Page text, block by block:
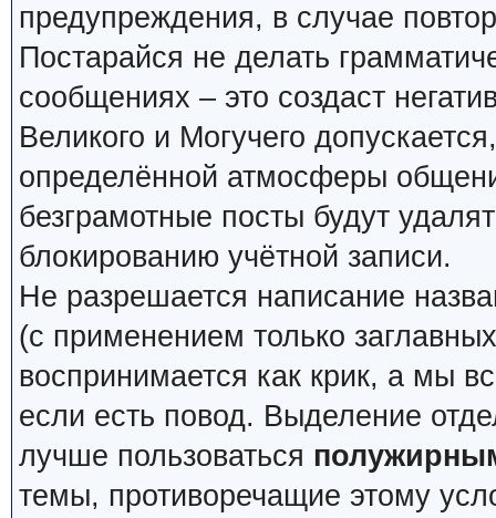
предупреждения, в случае
Постарайся не делать
сообщениях – это создаст
Великого и Могучего
определённой атмосферы
безграмотные посты будут
блокированию учётной записи.
Не разрешается написание
(с применением только
воспринимается как крик, а мы
если есть повод. Выделение
лучше пользоваться
темы, противоречащие этому